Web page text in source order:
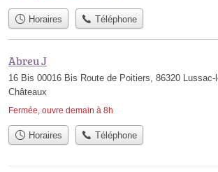
Horaires Téléphone
Abreu J
16 Bis 00016 Bis Route de Poitiers, 86320 Lussac-
Châteaux
Fermée, ouvre demain à 8h
Horaires Téléphone